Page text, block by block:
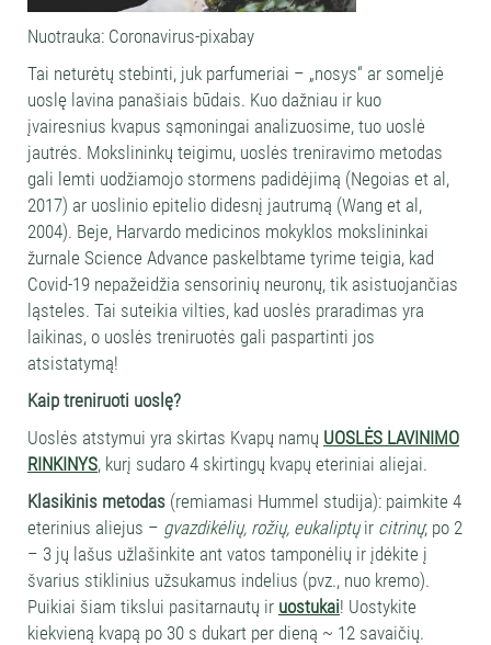
Nuotrauka: Coronavirus-pixabay
Tai neturėtų stebinti, juk parfumeriai – „nosys“ ar someljė
uoslę lavina panašiais būdais. Kuo dažniau ir kuo
įvairesnius kvapus sąmoningai analizuosime, tuo uoslė
jautrės. Mokslininkų teigimu, uoslės treniravimo metodas
gali lemti uodžiamojo stormens padidėjimą (Negoias et al,
2017) ar uoslinio epitelio didesnį jautrumą (Wang et al,
2004). Beje, Harvardo medicinos mokyklos mokslininkai
žurnale Science Advance paskelbtame tyrime teigia, kad
Covid-19 nepažeidžia sensorinių neuronų, tik asistuojančias
ląsteles. Tai suteikia vilties, kad uoslės praradimas yra
laikinas, o uoslės treniruotės gali paspartinti jos
atsistatymą!
Kaip treniruoti uoslę?
Uoslės atstymui yra skirtas Kvapų namų UOSLĖS LAVINIMO
RINKINYS, kurį sudaro 4 skirtingų kvapų eteriniai aliejai.
Klasikinis metodas (remiamasi Hummel studija): paimkite 4
eterinius aliejus – gvazdikėlių, rožių, eukaliptų ir citrinų; po 2
– 3 jų lašus užlašinkite ant vatos tamponėlių ir įdėkite į
švarius stiklinius užsukamus indelius (pvz., nuo kremo).
Puikiai šiam tikslui pasitarnautų ir uostukai! Uostykite
kiekvieną kvapą po 30 s dukart per dieną ~ 12 savaičių.